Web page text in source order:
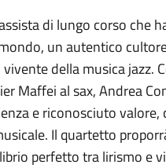
di lungo corso che
un autentico
della musica jazz.
Maffei al sax, Andrea
e riconosciuto valore,
Il quartetto
perfetto tra lirismo e